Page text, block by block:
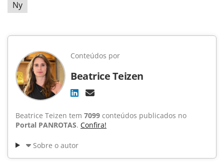
Ny
Conteúdos por
Beatrice Teizen
Beatrice Teizen tem 7099 conteúdos publicados no
Portal PANROTAS. Confira!
Sobre o autor